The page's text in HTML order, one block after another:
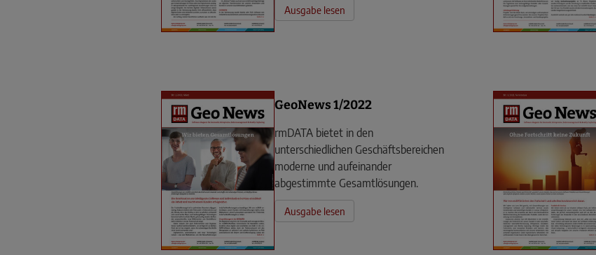
Ausgabe lesen
GeoNews 1/2022
rmDATA bietet in den
unterschiedlichen Geschäftsbereichen
moderne und aufeinander
abgestimmte Gesamtlösungen.
Ausgabe lesen